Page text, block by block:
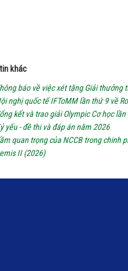
khác
báo về việc xét tặng Giải
nghị quốc tế IFToMM lần thứ 9 về
kết và trao giải Olympic Cơ học
yếu - đề thi và đáp án năm 2026
quan trọng của NCCB trong chinh
II (2026)